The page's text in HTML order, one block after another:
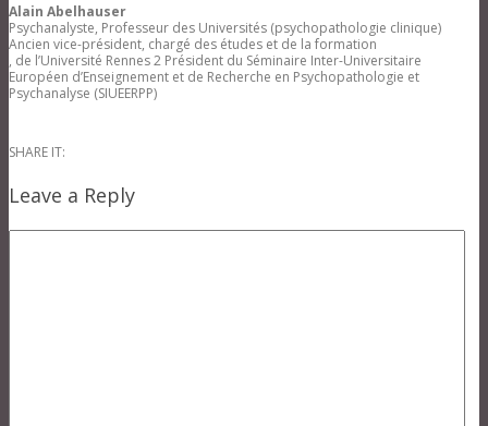
Alain Abelhauser
Psychanalyste, Professeur des Universités (psychopathologie clinique)
Ancien vice-président, chargé des études et de la formation
, de l’Université Rennes 2 Président du Séminaire Inter-Universitaire
Européen d’Enseignement et de Recherche en Psychopathologie et
Psychanalyse (SIUEERPP)
SHARE IT:
Leave a Reply